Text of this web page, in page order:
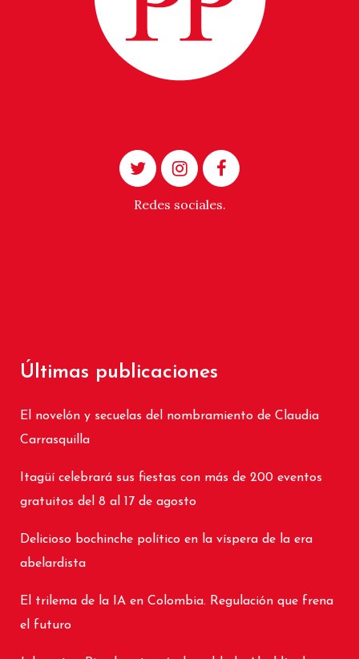
Redes sociales.
Últimas publicaciones
El novelón y secuelas del nombramiento de Claudia
Carrasquilla
Itagüí celebrará sus fiestas con más de 200 eventos
gratuitos del 8 al 17 de agosto
Delicioso bochinche político en la víspera de la era
abelardista
El trilema de la IA en Colombia. Regulación que frena
el futuro